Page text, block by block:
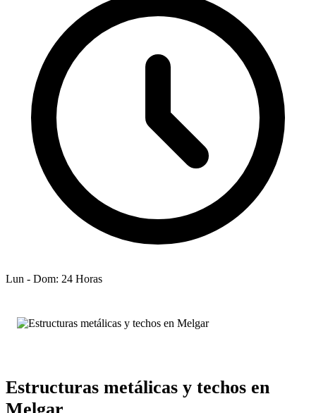
Lun - Dom: 24 Horas
Estructuras metálicas y techos en